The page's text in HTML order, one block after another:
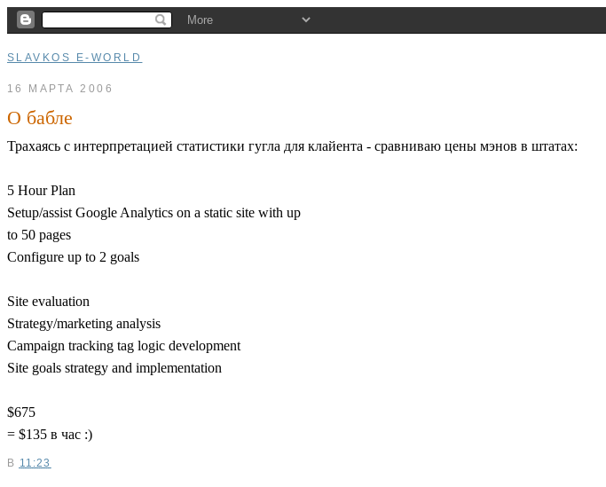
SLAVKOS E-WORLD
16 МАРТА 2006
О бабле
Трахаясь с интерпретацией статистики гугла для клайента - сравниваю цены мэнов в штатах:
5 Hour Plan
Setup/assist Google Analytics on a static site with up
to 50 pages
Configure up to 2 goals
Site evaluation
Strategy/marketing analysis
Campaign tracking tag logic development
Site goals strategy and implementation
$675
= $135 в час :)
В 11:23